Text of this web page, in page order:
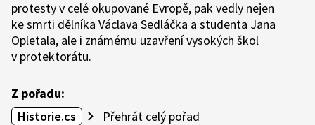
protesty v celé okupované Evropě, pak vedly nejen
ke smrti dělníka Václava Sedláčka a studenta Jana
Opletala, ale i známému uzavření vysokých škol
v protektorátu.
Z pořadu:
Historie.cs
Přehrát celý pořad